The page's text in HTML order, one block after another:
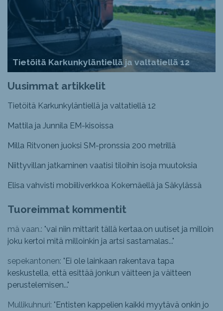
Tietöitä Karkunkyläntiellä ja valtatiellä 12
Uusimmat artikkelit
Tietöitä Karkunkyläntiellä ja valtatiellä 12
Mattila ja Junnila EM-kisoissa
Milla Ritvonen juoksi SM-pronssia 200 metrillä
Niittyvillan jatkaminen vaatisi tiloihin isoja muutoksia
Elisa vahvisti mobiiliverkkoa Kokemäellä ja Säkylässä
Tuoreimmat kommentit
mä vaan.: "vai niin mittarit tällä kertaa.on uutiset ja milloin
joku kertoi mitä milloinkin ja artsi sastamalas..."
sepekantonen: " Ei ole lainkaan rakentava tapa
keskustella, että esittää jonkun väitteen ja väitteen
perustelemisen..."
Mullikuhnuri: " Entisten kappelien kaikki myytävä onkin jo